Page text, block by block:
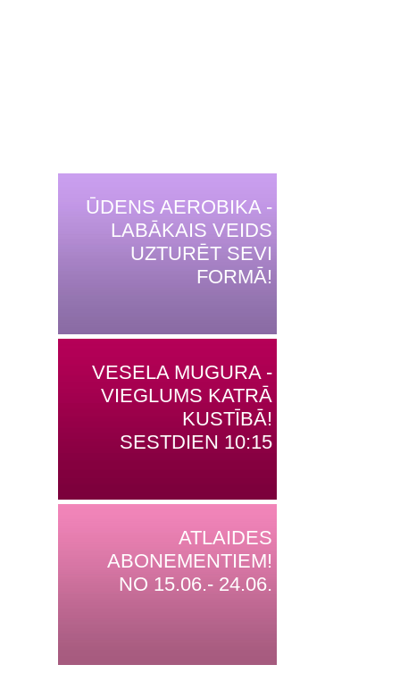
ŪDENS AEROBIKA -
LABĀKAIS VEIDS
UZTURĒT SEVI
FORMĀ!
VESELA MUGURA -
VIEGLUMS KATRĀ
KUSTĪBĀ!
SESTDIEN 10:15
ATLAIDES
ABONEMENTIEM!
NO 15.06.- 24.06.